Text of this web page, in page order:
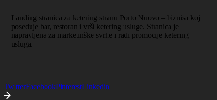
Landing stranica za ketering stranu Porto Nuovo – biznisa koji
poseduje bar, restoran i vrši ketering usluge. Stranica je
napravljena za marketinške svrhe i radi promocije ketering
usluga.
TwitterFacebookPinterestLinkedin